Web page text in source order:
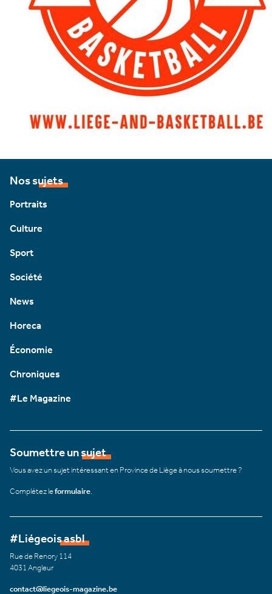
Nos sujets
Portraits
Culture
Sport
Société
News
Horeca
Économie
Chroniques
#Le Magazine
Soumettre un sujet
Vous avez un sujet intéressant en Province de Liège à nous soumettre ?
Complétez leformulaire
#Liégeois asbl
Rue de Renory 114
4031 Angleur
contact@liegeois-magazine.be